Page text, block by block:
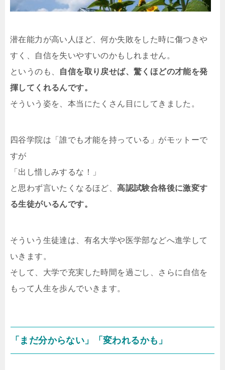
潜在能力が高い人ほど、何か失敗をした時に傷つきや
すく、自信を失いやすいのかもしれません。
というのも、 自信を取り戻せば、驚くほどの才能を発
揮してくれるんです。
そういう姿を、本当にたくさん目にしてきました。
四谷学院は「誰でも才能を持っている」がモットーで
すが
「出し惜しみするな！」
と思わず言いたくなるほど、高認試験合格後に激変す
る生徒がいるんです。
そういう生徒達は、有名大学や医学部などへ進学して
いきます。
そして、大学で充実した時間を過ごし、さらに自信を
もって人生を歩んでいきます。
「まだ分からない」「変われるかも」